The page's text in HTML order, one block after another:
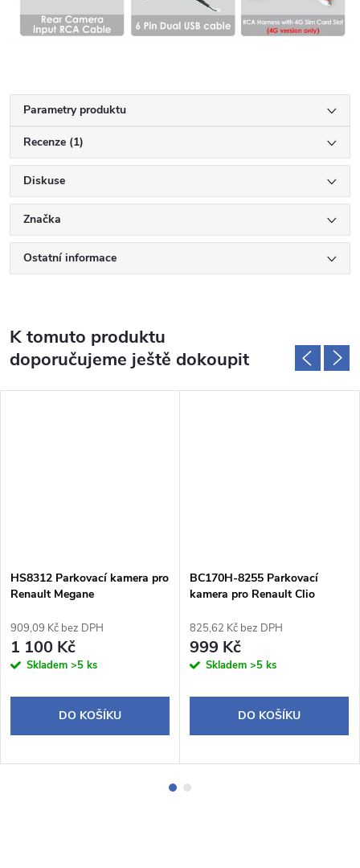
Parametry produktu
Recenze (1)
Diskuse
Značka
Ostatní informace
K tomuto produktu
doporučujeme ještě dokoupit
HS8312 Parkovací kamera pro
Renault Megane
909,09 Kč bez DPH
1 100 Kč
Skladem >5 ks
DO KOŠÍKU
BC170H-8255 Parkovací
kamera pro Renault Clio
825,62 Kč bez DPH
999 Kč
Skladem >5 ks
DO KOŠÍKU